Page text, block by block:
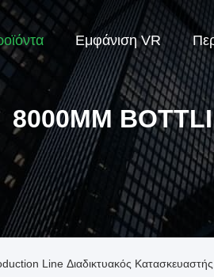
Εμφάνιση VR
8000MM
Line Διαδικτυακός Κατασκευαστής